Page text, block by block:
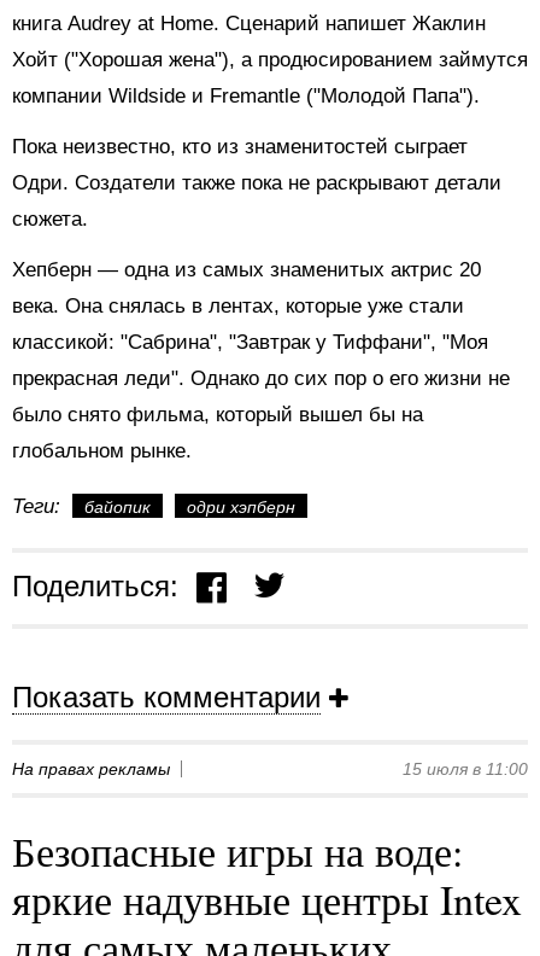
книга Audrey at Home. Сценарий напишет Жаклин
Хойт ("Хорошая жена"), а продюсированием займутся
компании Wildside и Fremantle ("Молодой Папа").
Пока неизвестно, кто из знаменитостей сыграет
Одри. Создатели также пока не раскрывают детали
сюжета.
Хепберн — одна из самых знаменитых актрис 20
века. Она снялась в лентах, которые уже стали
классикой: "Сабрина", "Завтрак у Тиффани", "Моя
прекрасная леди". Однако до сих пор о его жизни не
было снято фильма, который вышел бы на
глобальном рынке.
Теги: байопик одри хэпберн
Поделиться:
Показать комментарии
На правах рекламы 15 июля в 11:00
Безопасные игры на воде:
яркие надувные центры Intex